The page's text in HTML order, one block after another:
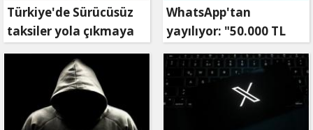
Türkiye'de Sürücüsüz
taksiler yola çıkmaya
hazırlanıyor
WhatsApp'tan
yayılıyor: "50.000 TL
ödüllü" dolandırıcılık
girişimi!